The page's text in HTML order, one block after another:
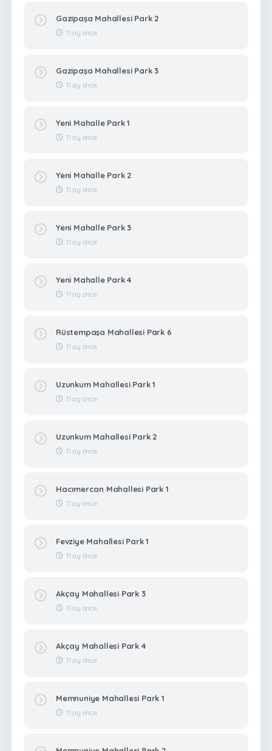
Gazipaşa Mahallesi Park 2
11 ay önce
Gazipaşa Mahallesi Park 3
11 ay önce
Yeni Mahalle Park 1
11 ay önce
Yeni Mahalle Park 2
11 ay önce
Yeni Mahalle Park 3
11 ay önce
Yeni Mahalle Park 4
11 ay önce
Rüstempaşa Mahallesi Park 6
11 ay önce
Uzunkum Mahallesi Park 1
11 ay önce
Uzunkum Mahallesi Park 2
11 ay önce
Hacımercan Mahallesi Park 1
11 ay önce
Fevziye Mahallesi Park 1
11 ay önce
Akçay Mahallesi Park 3
11 ay önce
Akçay Mahallesi Park 4
11 ay önce
Memnuniye Mahallesi Park 1
11 ay önce